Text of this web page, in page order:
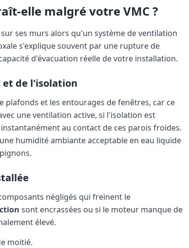
elle malgré votre VMC ?
ses murs alors qu'un système de ventilation
s'explique souvent par une rupture de
d'évacuation réelle de votre installation.
et de l'isolation
plafonds et les entourages de fenêtres, car ce
une ventilation active, si l'isolation est
au contact de ces parois froides.
humidité ambiante acceptable en eau liquide
négligés qui freinent le
sont encrassées ou si le moteur manque de
élevé.
moitié.